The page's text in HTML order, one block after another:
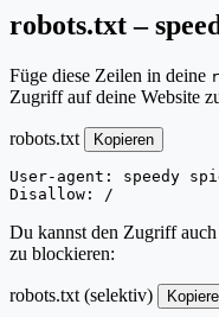
robots.txt –
Füge diese Zeilen in deine
Zugriff auf deine Website
robots.txt Kopieren
User-agent: speedy
Disallow: /
Du kannst den Zugriff
zu blockieren:
robots.txt (selektiv)